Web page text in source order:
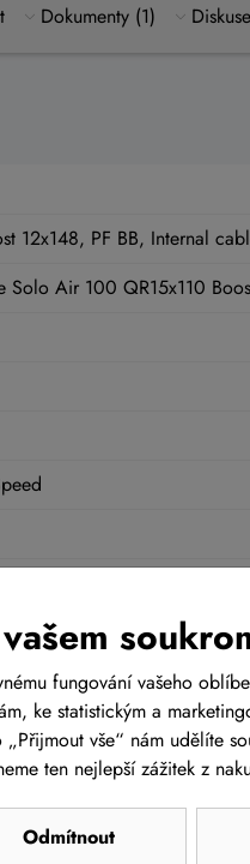
Dokumenty (1)
12x148, PF BB, Internal
Solo Air 100 QR15x110
9fungování vašeho
ke statistickým a
„Přijmout vše“ nám udělíte
ten nejlepší zážitek z
Odmítnout